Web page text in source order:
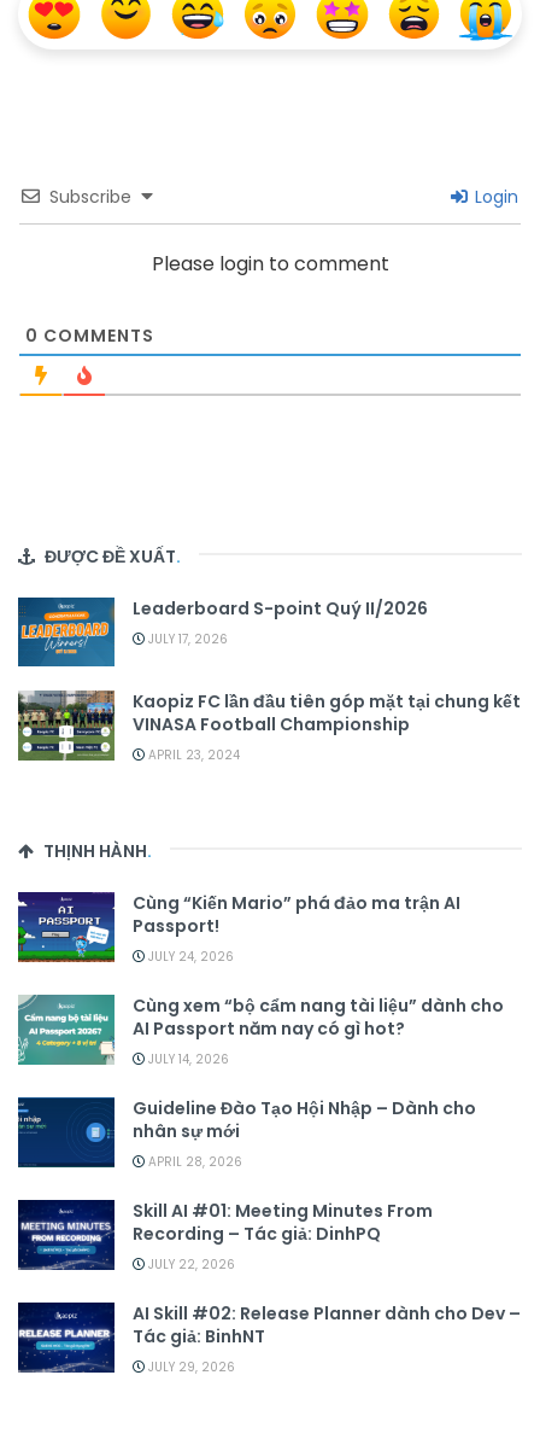
Subscribe Login
Please login to comment
0 COMMENTS
ĐƯỢC ĐỀ XUẤT.
Leaderboard S-point Quý II/2026
JULY 17, 2026
Kaopiz FC lần đầu tiên góp mặt tại chung kết
VINASA Football Championship
APRIL 23, 2024
THỊNH HÀNH.
Cùng “Kiến Mario” phá đảo ma trận AI
Passport!
JULY 24, 2026
Cùng xem “bộ cẩm nang tài liệu” dành cho
AI Passport năm nay có gì hot?
JULY 14, 2026
Guideline Đào Tạo Hội Nhập – Dành cho
nhân sự mới
APRIL 28, 2026
Skill AI #01: Meeting Minutes From
Recording – Tác giả: DinhPQ
JULY 22, 2026
AI Skill #02: Release Planner dành cho Dev –
Tác giả: BinhNT
JULY 29, 2026